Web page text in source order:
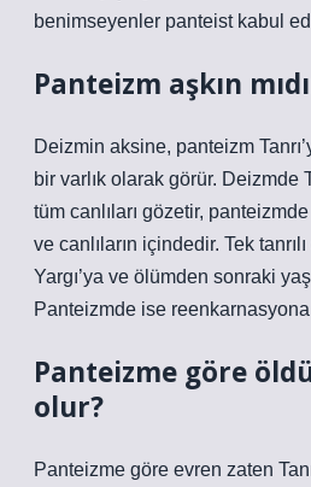
benimseyenler panteist kabul
Panteizm aşkın
Deizmin aksine, panteizm
bir varlık olarak görür. Deizmde
tüm canlıları gözetir,
ve canlıların içindedir. Tek
Yargı’ya ve ölümden sonraki
Panteizmde ise reenkarnasyona
Panteizme göre
olur?
Panteizme göre evren zaten